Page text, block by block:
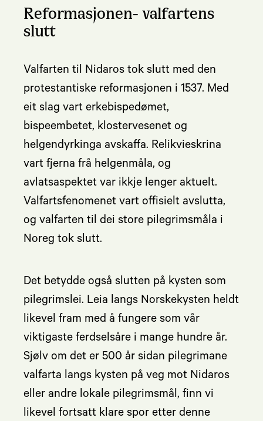
Reformasjonen- valfartens
slutt
Valfarten til Nidaros tok slutt med den
protestantiske reformasjonen i 1537. Med
eit slag vart erkebispedømet,
bispeembetet, klostervesenet og
helgendyrkinga avskaffa. Relikvieskrina
vart fjerna frå helgenmåla, og
avlatsaspektet var ikkje lenger aktuelt.
Valfartsfenomenet vart offisielt avslutta,
og valfarten til dei store pilegrimsmåla i
Noreg tok slutt.
Det betydde også slutten på kysten som
pilegrimslei. Leia langs Norskekysten heldt
likevel fram med å fungere som vår
viktigaste ferdselsåre i mange hundre år.
Sjølv om det er 500 år sidan pilegrimane
valfarta langs kysten på veg mot Nidaros
eller andre lokale pilegrimsmål, finn vi
likevel fortsatt klare spor etter denne